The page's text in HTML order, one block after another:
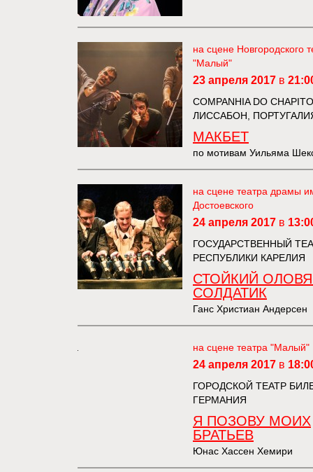
на сцене Новгородского
"Малый"
23 апреля 2017 в
COMPANHIA DO
ЛИССАБОН,
МАКБЕТ
по мотивам Уильяма
на сцене театра драмы
Достоевского
24 апреля 2017 в
ГОСУДАРСТВЕННЫЙ
РЕСПУБЛИКИ КАРЕЛИЯ
СТОЙКИЙ
СОЛДАТИК
Ганс Христиан Андерсен
на сцене театра "Малый"
24 апреля 2017 в
ГОРОДСКОЙ ТЕАТР
ГЕРМАНИЯ
Я ПОЗОВУ МОИХ
БРАТЬЕВ
Юнас Хассен Хемири